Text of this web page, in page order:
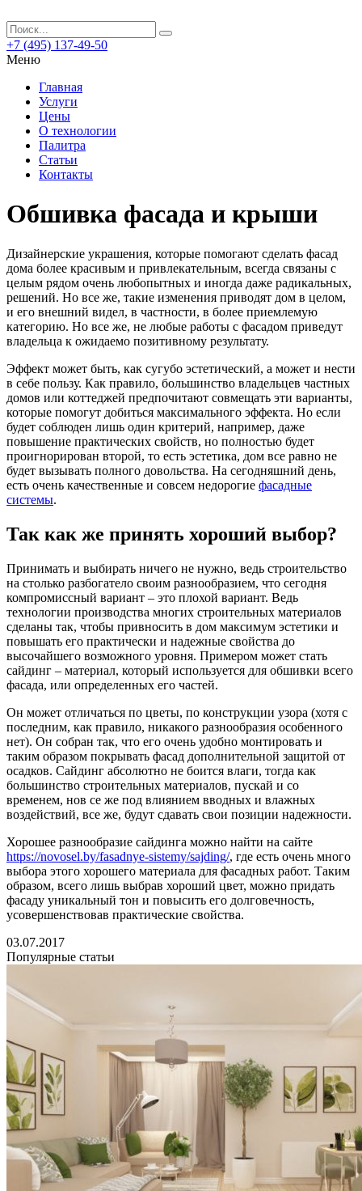
+7 (495) 137-49-50
Меню
Главная
Услуги
Цены
О технологии
Палитра
Статьи
Контакты
Обшивка фасада и крыши
Дизайнерские украшения, которые помогают сделать фасад
дома более красивым и привлекательным, всегда связаны с
целым рядом очень любопытных и иногда даже радикальных,
решений. Но все же, такие изменения приводят дом в целом,
и его внешний видел, в частности, в более приемлемую
категорию. Но все же, не любые работы с фасадом приведут
владельца к ожидаемо позитивному результату.
Эффект может быть, как сугубо эстетический, а может и нести
в себе пользу. Как правило, большинство владельцев частных
домов или коттеджей предпочитают совмещать эти варианты,
которые помогут добиться максимального эффекта. Но если
будет соблюден лишь один критерий, например, даже
повышение практических свойств, но полностью будет
проигнорирован второй, то есть эстетика, дом все равно не
будет вызывать полного довольства. На сегодняшний день,
есть очень качественные и совсем недорогие фасадные
системы.
Так как же принять хороший выбор?
Принимать и выбирать ничего не нужно, ведь строительство
на столько разбогатело своим разнообразием, что сегодня
компромиссный вариант – это плохой вариант. Ведь
технологии производства многих строительных материалов
сделаны так, чтобы привносить в дом максимум эстетики и
повышать его практически и надежные свойства до
высочайшего возможного уровня. Примером может стать
сайдинг – материал, который используется для обшивки всего
фасада, или определенных его частей.
Он может отличаться по цветы, по конструкции узора (хотя с
последним, как правило, никакого разнообразия особенного
нет). Он собран так, что его очень удобно монтировать и
таким образом покрывать фасад дополнительной защитой от
осадков. Сайдинг абсолютно не боится влаги, тогда как
большинство строительных материалов, пускай и со
временем, нов се же под влиянием вводных и влажных
воздействий, все же, будут сдавать свои позиции надежности.
Хорошее разнообразие сайдинга можно найти на сайте
https://novosel.by/fasadnye-sistemy/sajding/, где есть очень много
выбора этого хорошего материала для фасадных работ. Таким
образом, всего лишь выбрав хороший цвет, можно придать
фасаду уникальный тон и повысить его долговечность,
усовершенствовав практические свойства.
03.07.2017
Популярные статьи